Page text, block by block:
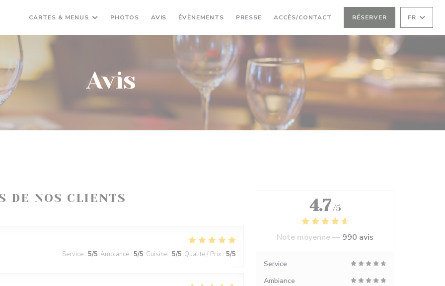
CARTES & MENUS PHOTOS AVIS ÉVÈNEMENTS PRESSE ACCÈS/CONTACT RÉSERVER FR
Avis
DE NOS CLIENTS
Service : 5/5 Ambiance : 5/5 Cuisine : 5/5 Qualité / Prix : 5/5
4.7 /5
Note moyenne — 990 avis
Service
Ambiance